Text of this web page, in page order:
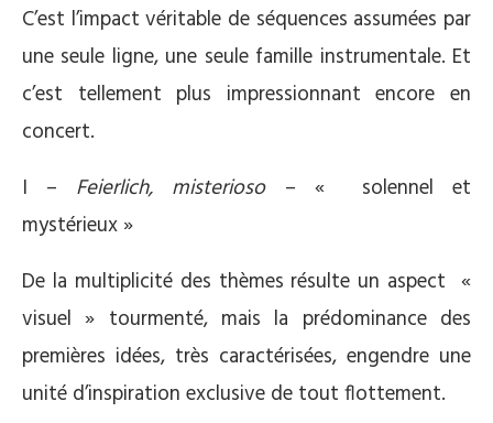
C’est l’impact véritable de séquences assumées par
une seule ligne, une seule famille instrumentale. Et
c’est tellement plus impressionnant encore en
concert.
I – Feierlich, misterioso– « solennel et
mystérieux »
De la multiplicité des thèmes résulte un aspect «
visuel » tourmenté, mais la prédominance des
premières idées, très caractérisées, engendre une
unité d’inspiration exclusive de tout flottement.